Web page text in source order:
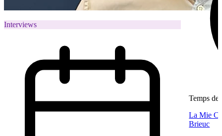
Interviews
Temps de
La Mie
Brieuc